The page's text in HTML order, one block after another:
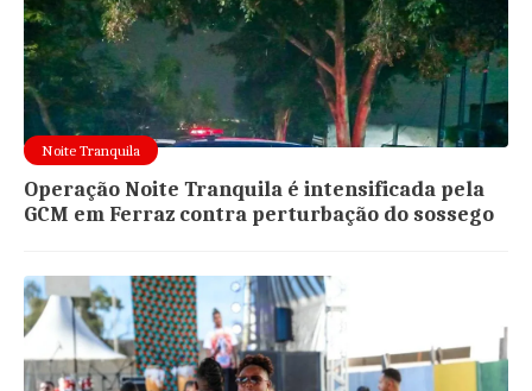
Noite Tranquila
Operação Noite Tranquila é intensificada pela
GCM em Ferraz contra perturbação do sossego